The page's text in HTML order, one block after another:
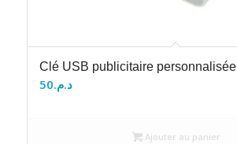
Clé USB publicitaire personnalisée
د.م.50
Ajouter au panier